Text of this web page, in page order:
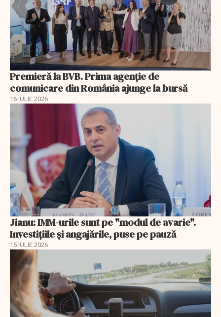
Premieră la BVB. Prima agenție de
comunicare din România ajunge la bursă
16 IULIE 2026
Jianu: IMM-urile sunt pe "modul de avarie".
Investițiile și angajările, puse pe pauză
15 IULIE 2026